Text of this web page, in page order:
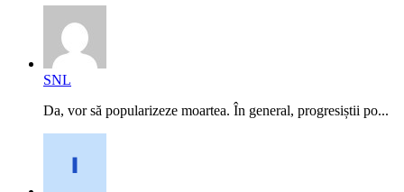
SNL
Da, vor să popularizeze moartea. În general, progresiștii po...